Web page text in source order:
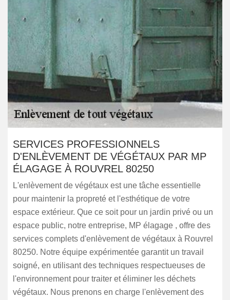
SERVICES PROFESSIONNELS
D'ENLÈVEMENT DE VÉGÉTAUX PAR MP
ÉLAGAGE À ROUVREL 80250
L'enlèvement de végétaux est une tâche essentielle
pour maintenir la propreté et l'esthétique de votre
espace extérieur. Que ce soit pour un jardin privé ou un
espace public, notre entreprise, MP élagage , offre des
services complets d'enlèvement de végétaux à Rouvrel
80250. Notre équipe expérimentée garantit un travail
soigné, en utilisant des techniques respectueuses de
l'environnement pour traiter et éliminer les déchets
végétaux. Nous prenons en charge l'enlèvement des